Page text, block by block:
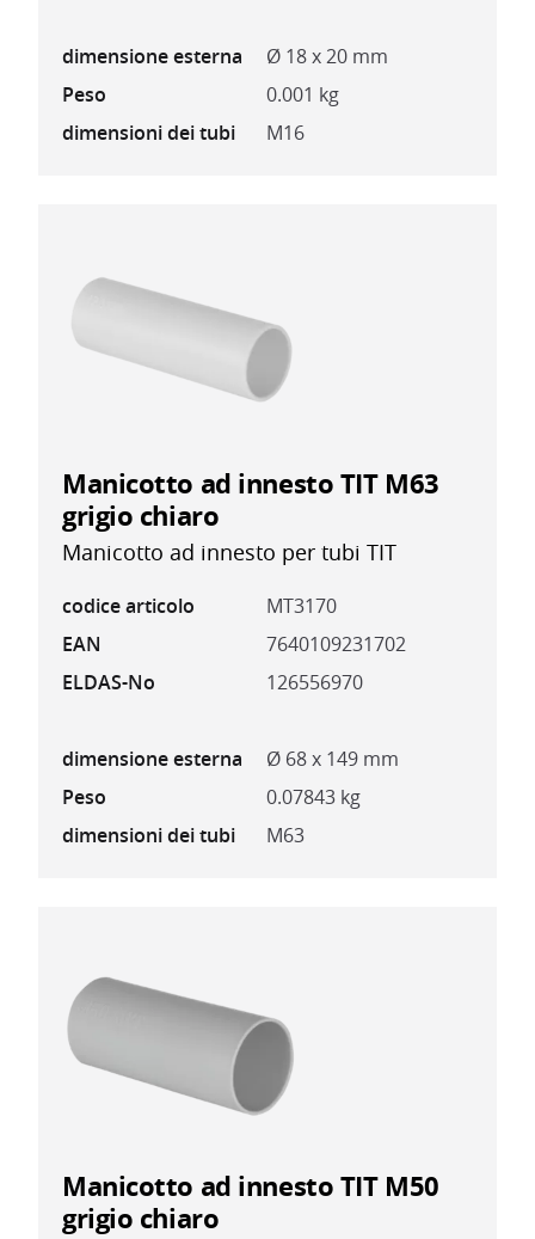
dimensione esterna
Ø 18 x 20 mm
Peso
0.001 kg
dimensioni dei tubi
M16
Manicotto ad innesto TIT M63
grigio chiaro
Manicotto ad innesto per tubi TIT
codice articolo
MT3170
EAN
7640109231702
ELDAS-No
126556970
dimensione esterna
Ø 68 x 149 mm
Peso
0.07843 kg
dimensioni dei tubi
M63
Manicotto ad innesto TIT M50
grigio chiaro